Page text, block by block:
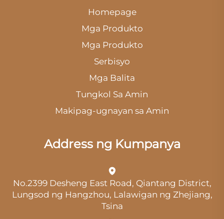
Homepage
Mga Produkto
Mga Produkto
Serbisyo
Mga Balita
Tungkol Sa Amin
Makipag-ugnayan sa Amin
Address ng Kumpanya
No.2399 Desheng East Road, Qiantang District,
Lungsod ng Hangzhou, Lalawigan ng Zhejiang,
Tsina